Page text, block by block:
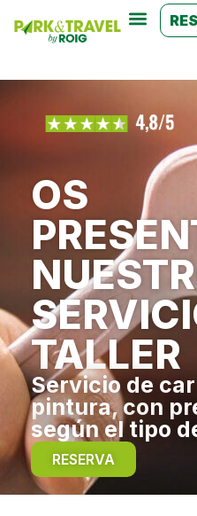
Servicio
OS
TALLER
Servicio de
pintura, con
según el tipo
RESERVA